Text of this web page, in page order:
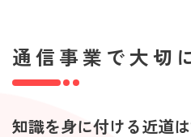
通信事業で大切
知識を身に付ける近道は